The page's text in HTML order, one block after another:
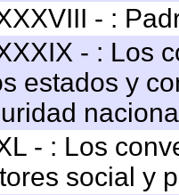
- :
- : Los
estados y
- : Los
social y